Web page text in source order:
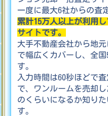
一度に最大6社からの査
累計15万人以上が利用
サイトです。
大手不動産会社から地
で幅広くカバーし、全
す。
入力時間は60秒ほどで
で、ワンルームを売却
のくらいになるか知り
す。